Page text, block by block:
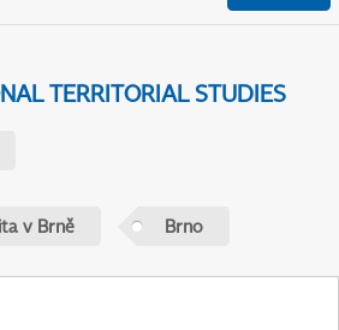
TERRITORIAL STUDIES
v Brně Brno